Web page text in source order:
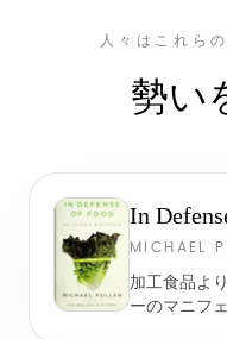
人々はこれら
勢い
In
MICHAEL
加工食品よ
ーのマニフ